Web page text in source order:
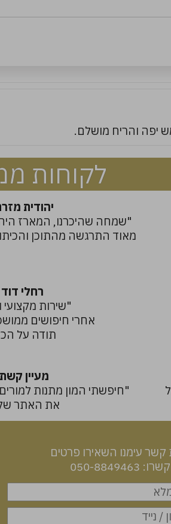
יפה והריח מושלם.
לקוחות
יהודית
"שמחה שהיכרנו, המארז
מאוד התרגשה מהתוכן
רחלי דוד
"שירות מקצועי
אחרי חיפושים
תודה על
מעיין
"חיפשתי המון מתנות
את האתר
קשר עימנו השאירו פרטים
8849463